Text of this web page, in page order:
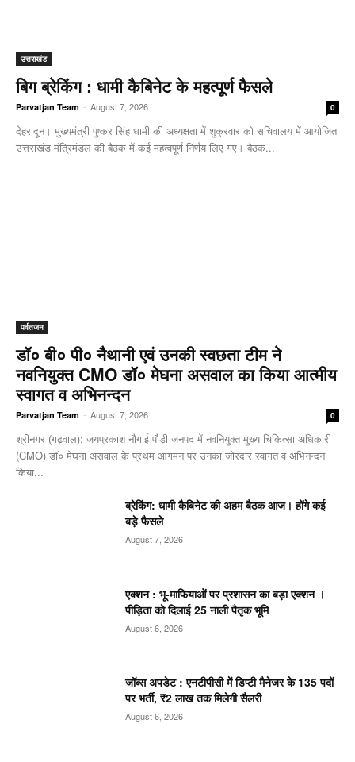
उत्तराखंड
बिग ब्रेकिंग : धामी कैबिनेट के महत्पूर्ण फैसले
Parvatjan Team - August 7, 2026 0
देहरादून। मुख्यमंत्री पुष्कर सिंह धामी की अध्यक्षता में शुक्रवार को सचिवालय में आयोजित
उत्तराखंड मंत्रिमंडल की बैठक में कई महत्वपूर्ण निर्णय लिए गए। बैठक...
पर्वतजन
डॉ० बी० पी० नैथानी एवं उनकी स्वछता टीम ने
नवनियुक्त CMO डॉ० मेघना असवाल का किया आत्मीय
स्वागत व अभिनन्दन
Parvatjan Team - August 7, 2026 0
श्रीनगर (गढ़वाल): जयप्रकाश नौगाई ​पौड़ी जनपद में नवनियुक्त मुख्य चिकित्सा अधिकारी
(CMO) डॉ० मेघना असवाल के प्रथम आगमन पर उनका जोरदार स्वागत व अभिनन्दन
किया...
ब्रेकिंग: धामी कैबिनेट की अहम बैठक आज। होंगे कई
बड़े फैसले
August 7, 2026
एक्शन : भू-माफियाओं पर प्रशासन का बड़ा एक्शन ।
पीड़िता को दिलाई 25 नाली पैतृक भूमि
August 6, 2026
जॉब्स अपडेट : एनटीपीसी में डिप्टी मैनेजर के 135 पदों
पर भर्ती, ₹2 लाख तक मिलेगी सैलरी
August 6, 2026